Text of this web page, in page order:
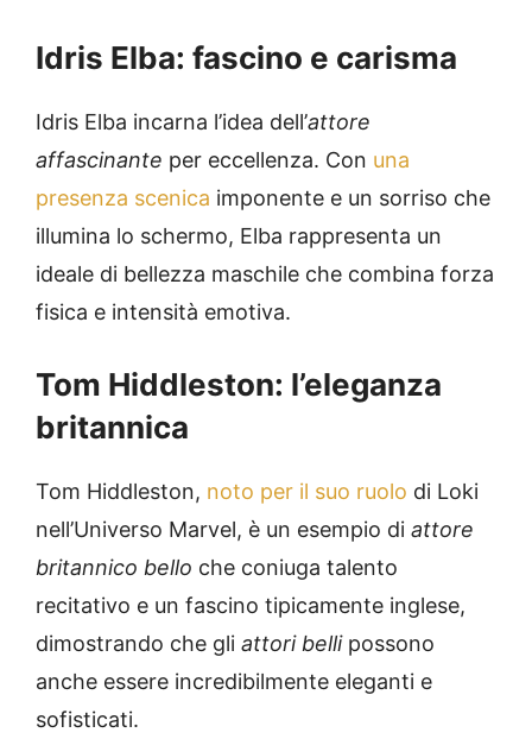
Idris Elba: fascino e carisma
Idris Elba incarna l’idea dell’attore
affascinante per eccellenza. Con una
presenza scenica imponente e un sorriso che
illumina lo schermo, Elba rappresenta un
ideale di bellezza maschile che combina forza
fisica e intensità emotiva.
Tom Hiddleston: l’eleganza
britannica
Tom Hiddleston, noto per il suo ruolo di Loki
nell’Universo Marvel, è un esempio di attore
britannico bello che coniuga talento
recitativo e un fascino tipicamente inglese,
dimostrando che gli attori bellipossono
anche essere incredibilmente eleganti e
sofisticati.